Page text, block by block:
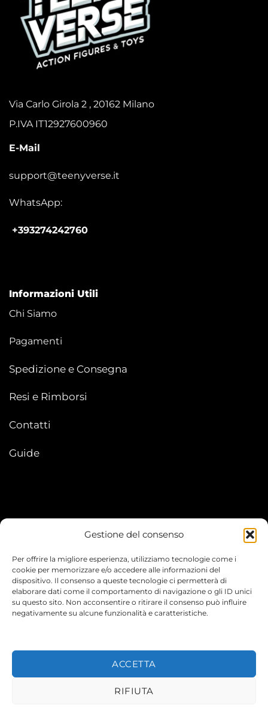
Gestione del consenso
Per offrire la migliore esperienza, utilizziamo tecnologie come i
cookie per memorizzare e/o accedere alle informazioni del
dispositivo. Il consenso a queste tecnologie ci permetterà di
elaborare dati come il comportamento di navigazione o gli ID unici
su questo sito. Non acconsentire o ritirare il consenso può influire
negativamente su alcune funzionalità e caratteristiche.
ACCETTA
RIFIUTA
Via Carlo Girola 2 , 20162 Milano
P.IVA IT12927600960
E-Mail
support@teenyverse.it
WhatsApp:
+393274242760
Informazioni Utili
Chi Siamo
Pagamenti
Spedizione e Consegna
Resi e Rimborsi
Contatti
Guide
I Miei Ordini
Le mie informazioni
© 2026 TEENYVERSE